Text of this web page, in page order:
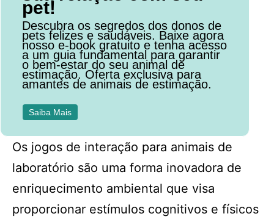
pet!
Descubra os segredos dos donos de
pets felizes e saudáveis. Baixe agora
nosso e-book gratuito e tenha acesso
a um guia fundamental para garantir
o bem-estar do seu animal de
estimação. Oferta exclusiva para
amantes de animais de estimação.
Saiba Mais
Os jogos de interação para animais de
laboratório são uma forma inovadora de
enriquecimento ambiental que visa
proporcionar estímulos cognitivos e físicos